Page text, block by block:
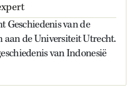
Geschiedenis van de
de Universiteit Utrecht.
van Indonesië